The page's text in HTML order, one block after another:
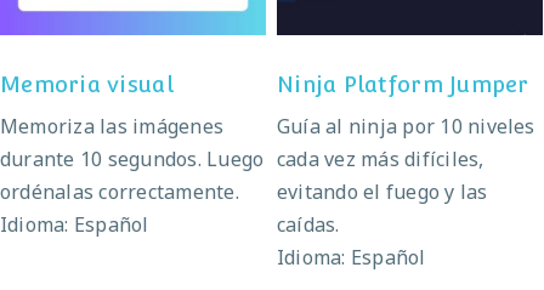
Memoria visual
Memoriza las imágenes
durante 10 segundos. Luego
ordénalas correctamente.
Idioma: Español
Ninja Platform Jumper
Guía al ninja por 10 niveles
cada vez más difíciles,
evitando el fuego y las
caídas.
Idioma: Español